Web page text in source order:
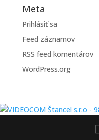
Meta
Prihlásiť sa
Feed záznamov
RSS feed komentárov
WordPress.org